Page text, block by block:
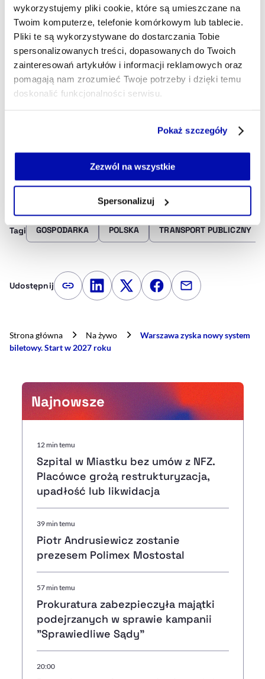
wykorzystujemy pliki cookie, które są umieszczane na
Twoim komputerze, telefonie komórkowym lub tablecie.
Pliki te są wykorzystywane do dostarczania Tobie
spersonalizowanych treści, dopasowanych do Twoich
zainteresowań artykułów i informacji reklamowych oraz
pomagają nam zrozumieć Twoje potrzeby i dzięki temu
doskonalić funkcjonalności serwisu.
Jeżeli nie wyrażasz zgody na zapisywanie plików cookie,
możesz łatwo zarządzać swoimi uprawnieniami, np. we
własnej przeglądarce internetowej lub po wybraniu opcji
naszejPolityce Prywatności.
Pokaż szczegóły
Zezwól na wszystkie
Spersonalizuj
uwzględniając aktualne zmiany w komunikacji
miejskiej.
Warszawa wzoruje się na rozwiązaniach
funkcjonujących we Wrocławiu od 2018 roku.
Tam już ponad 70 proc. wszystkich biletów
kartach płatniczych lub telefonach pasażerów.
Najnowsze
12 min temu
Szpital w Miastku bez umów z NFZ.
Placówce grożą restrukturyzacja,
upadłość lub likwidacja
39 min temu
Piotr Andrusiewicz zostanie
prezesem Polimex Mostostal
57 min temu
Prokuratura zabezpieczyła majątki
podejrzanych w sprawie kampanii
"Sprawiedliwe Sądy"
20:00
Tagi GOSPODARKA POLSKA TRANSPORT PUBLICZNY
Udostępnij Kopiuj link artykułu
Udostępnij na LinkedIn
Udostępnij na Twitterze
Udostępnij na
Udostępnij
Strona główna Na żywo
Warszawa zyska nowy system
biletowy. Start w 2027 roku